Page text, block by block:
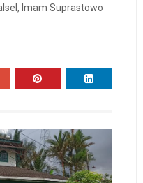
Imam Suprastowo